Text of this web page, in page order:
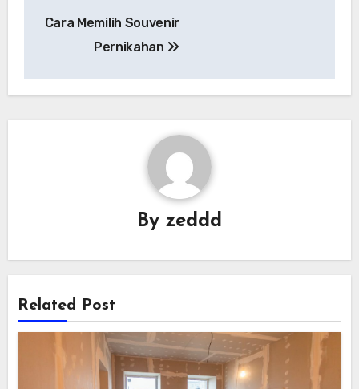
Cara Memilih Souvenir
Pernikahan
By zeddd
Related Post